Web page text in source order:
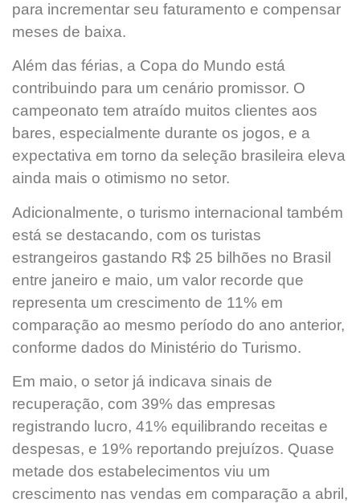
para incrementar seu faturamento e compensar
meses de baixa.
Além das férias, a Copa do Mundo está
contribuindo para um cenário promissor. O
campeonato tem atraído muitos clientes aos
bares, especialmente durante os jogos, e a
expectativa em torno da seleção brasileira eleva
ainda mais o otimismo no setor.
Adicionalmente, o turismo internacional também
está se destacando, com os turistas
estrangeiros gastando R$ 25 bilhões no Brasil
entre janeiro e maio, um valor recorde que
representa um crescimento de 11% em
comparação ao mesmo período do ano anterior,
conforme dados do Ministério do Turismo.
Em maio, o setor já indicava sinais de
recuperação, com 39% das empresas
registrando lucro, 41% equilibrando receitas e
despesas, e 19% reportando prejuízos. Quase
metade dos estabelecimentos viu um
crescimento nas vendas em comparação a abril,